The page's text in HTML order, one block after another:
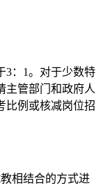
3：1。对于少数特
主管部门和政府人
比例或核减岗位招
相结合的方式进